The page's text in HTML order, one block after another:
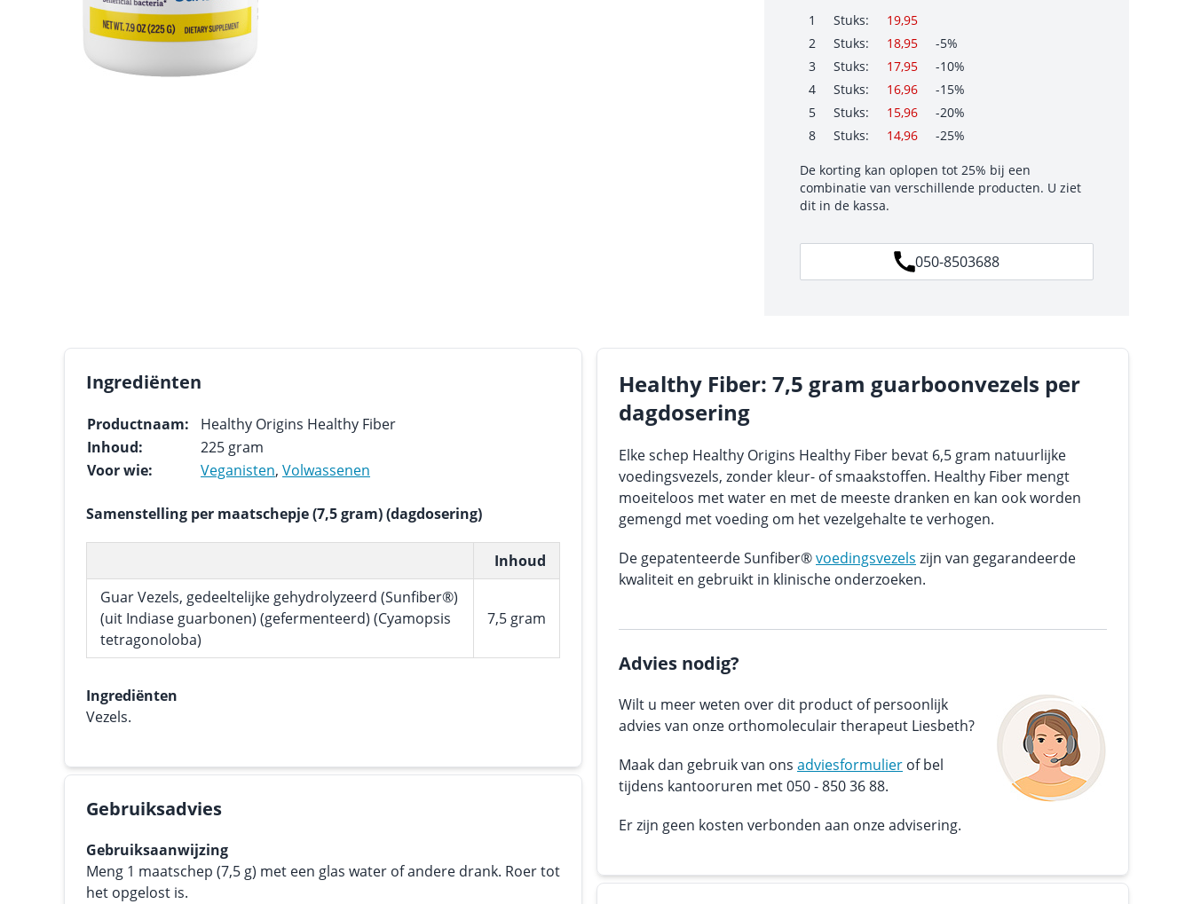
1 Stuks:
19,95
2
Stuks: 18,95
-5%
3
Stuks: 17,95
-10%
4
Stuks: 16,96
-15%
5
Stuks: 15,96
-20%
8
Stuks: 14,96 -25%
De korting kan oplopen tot 25% bij een
combinatie van verschillende producten. U ziet
dit in de kassa.
050-8503688
Ingrediënten
Productnaam:
Healthy Origins Healthy Fiber
Inhoud:
225 gram
Voor wie:
Veganisten, Volwassenen
Samenstelling per maatschepje (7,5 gram) (dagdosering)
Inhoud
Guar Vezels, gedeeltelijke gehydrolyzeerd (Sunfiber®)
(uit Indiase guarbonen) (gefermenteerd) (Cyamopsis
tetragonoloba)
7,5 gram
Ingrediënten
Vezels.
Gebruiksadvies
Gebruiksaanwijzing
Meng 1 maatschep (7,5 g) met een glas water of andere drank. Roer tot
het opgelost is.
Healthy Fiber: 7,5 gram guarboonvezels per
dagdosering
Elke schep Healthy Origins Healthy Fiber bevat 6,5 gram natuurlijke
voedingsvezels, zonder kleur- of smaakstoffen. Healthy Fiber mengt
moeiteloos met water en met de meeste dranken en kan ook worden
gemengd met voeding om het vezelgehalte te verhogen.
De gepatenteerde Sunfiber®voedingsvezels zijn van gegarandeerde
kwaliteit en gebruikt in klinische onderzoeken.
Advies nodig?
Wilt u meer weten over dit product of persoonlijk
advies van onze orthomoleculair therapeut Liesbeth?
Maak dan gebruik van ons adviesformulier of bel
tijdens kantooruren met 050 - 850 36 88.
Er zijn geen kosten verbonden aan onze advisering.